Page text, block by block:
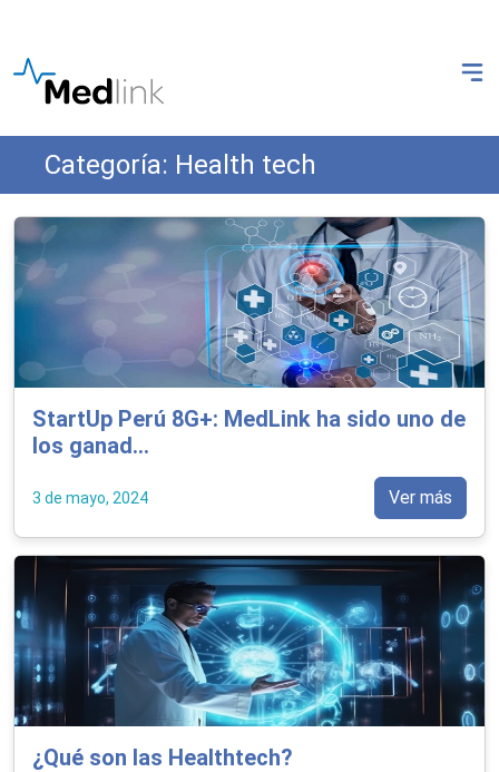
Categoría: Health tech
StartUp Perú 8G+: MedLink ha sido uno de
los ganad...
3 de mayo, 2024 Ver más
¿Qué son las Healthtech?